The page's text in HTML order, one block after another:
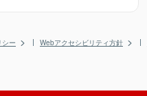
シー Webアクセシビリティ方針